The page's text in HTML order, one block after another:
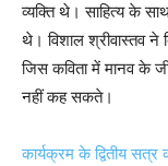
व्यक्ति थे। साहित्य के
थे। विशाल श्रीवास्तव
जिस कविता में मानव के
नहीं कह सकते।
कार्यक्रम के द्वितीय सत्र